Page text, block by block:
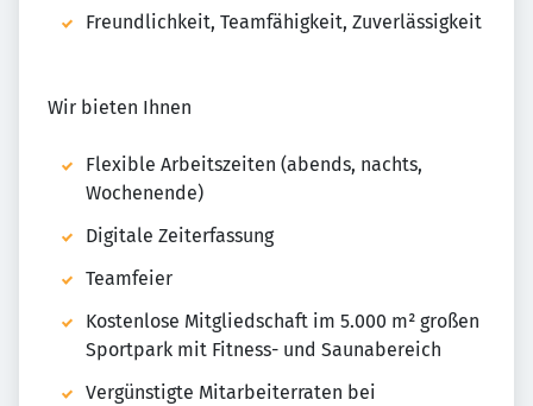
Freundlichkeit, Teamfähigkeit, Zuverlässigkeit
Wir bieten Ihnen
Flexible Arbeitszeiten (abends, nachts,
Wochenende)
Digitale Zeiterfassung
Teamfeier
Kostenlose Mitgliedschaft im 5.000 m² großen
Sportpark mit Fitness- und Saunabereich
Vergünstigte Mitarbeiterraten bei